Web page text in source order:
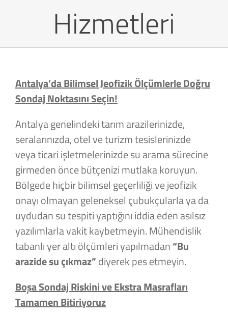
Hizmetleri
Antalya’da Bilimsel Jeofizik Ölçümlerle Doğru
Sondaj Noktasını Seçin!
Antalya genelindeki tarım arazilerinizde,
seralarınızda, otel ve turizm tesislerinizde
veya ticari işletmelerinizde su arama sürecine
girmeden önce bütçenizi mutlaka koruyun.
Bölgede hiçbir bilimsel geçerliliği ve jeofizik
onayı olmayan geleneksel çubukçularla ya da
uydudan su tespiti yaptığını iddia eden asılsız
yazılımlarla vakit kaybetmeyin. Mühendislik
tabanlı yer altı ölçümleri yapılmadan“Bu
arazide su çıkmaz”diyerek pes etmeyin.
Boşa Sondaj Riskini ve Ekstra Masrafları
Tamamen Bitiriyoruz